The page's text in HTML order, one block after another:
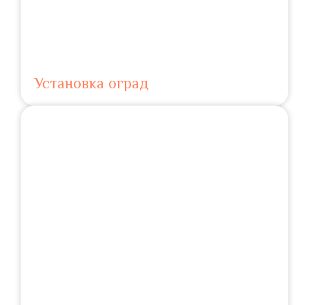
Установка оград